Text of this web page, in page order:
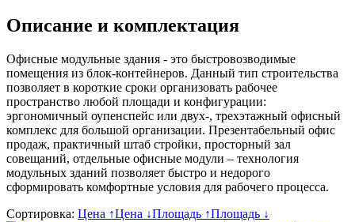
Описание и комплектация
Офисные модульные здания - это быстровозводимые
помещения из блок-контейнеров. Данный тип строительства
позволяет в короткие сроки организовать рабочее
пространство любой площади и конфигурации:
эргономичный оупенспейс или двух-, трехэтажный офисный
комплекс для большой организации. Презентабельный офис
продаж, практичный штаб стройки, просторный зал
совещаний, отдельные офисные модули – технология
модульных зданий позволяет быстро и недорого
сформировать комфортные условия для рабочего процесса.
Сортировка: Цена ↑Цена ↓Площадь ↑Площадь ↓